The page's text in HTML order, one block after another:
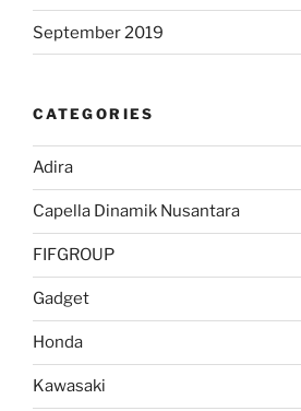
September 2019
CATEGORIES
Adira
Capella Dinamik Nusantara
FIFGROUP
Gadget
Honda
Kawasaki